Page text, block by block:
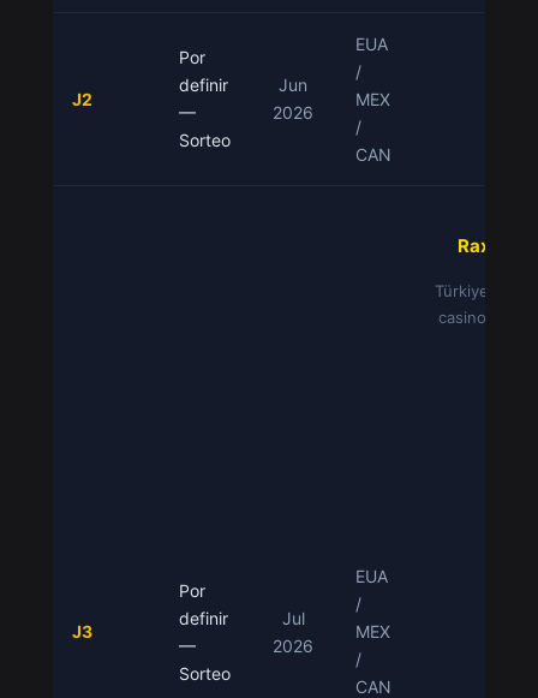
J2
Por
definir
—
Sorteo
Jun
2026
EUA
/
MEX
/
CAN
J3
Por
definir
—
Sorteo
Jul
2026
EUA
/
MEX
/
CAN
Türkiye'nin
casino